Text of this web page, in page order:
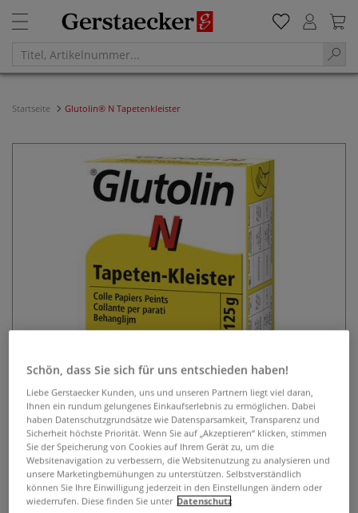
Startseite Glutolin® N Tapetenkleister
Glutolin® N Tapetenkleister
Schön, dass Sie sich für uns entschieden haben!
Liebe Gerstaecker Kunden, uns und unseren Partnern liegt viel daran,
Ihnen ein rundum gelungenes Einkaufserlebnis zu ermöglichen. Dabei
haben Datenschutzgrundsätze wie Datensparsamkeit, Transparenz und
Sicherheit höchste Priorität. Wenn Sie auf „Akzeptieren“ klicken, stimmen
Sie der Speicherung von Cookies auf Ihrem Gerät zu, um die
Websitenavigation zu verbessern, die Websitenutzung zu analysieren und
unsere Marketingbemühungen zu unterstützen. Selbstverständlich
können Sie Ihre Einwilligung jederzeit in den Einstellungen ändern oder
wiederrufen. Diese finden Sie unter Datenschutz